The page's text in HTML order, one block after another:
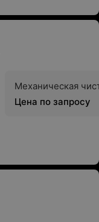
Механическая
Цена по запросу